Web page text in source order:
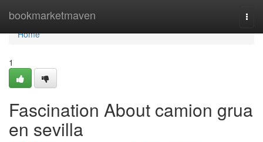
bookmarketmaven
Home
Home
1
Fascination About camion grua
en sevilla